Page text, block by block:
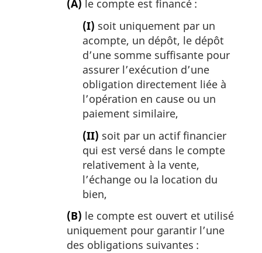
(A) le compte est financé :
(I) soit uniquement par un
acompte, un dépôt, le dépôt
d’une somme suffisante pour
assurer l’exécution d’une
obligation directement liée à
l’opération en cause ou un
paiement similaire,
(II) soit par un actif financier
qui est versé dans le compte
relativement à la vente,
l’échange ou la location du
bien,
(B) le compte est ouvert et utilisé
uniquement pour garantir l’une
des obligations suivantes :